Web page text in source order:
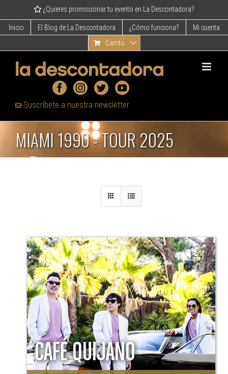
content
¿Quieres promocionar tu evento en La Descontadora?
Inicio El Blog de La Descontadora ¿Cómo funciona?
Mi cuenta
Carrito
Suscríbete a nuestra newsletter
MIAMI 1990 - TOUR 2025
CAFÉ QUIJANO